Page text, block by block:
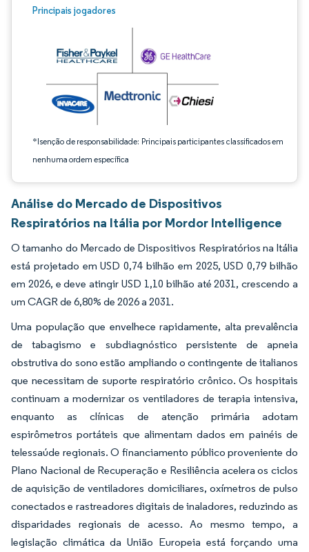
Principais jogadores
*Isenção de responsabilidade: Principais participantes classificados em
nenhuma ordem específica
Imagem © Mordor Intelligence. O reuso requer atribuição conforme CC BY 4.0.
Análise do Mercado de Dispositivos
Respiratórios na Itália por Mordor Intelligence
O tamanho do Mercado de Dispositivos Respiratórios na Itália
está projetado em USD 0,74 bilhão em 2025, USD 0,79 bilhão
em 2026, e deve atingir USD 1,10 bilhão até 2031, crescendo a
um CAGR de 6,80% de 2026 a 2031.
Uma população que envelhece rapidamente, alta prevalência
de tabagismo e subdiagnóstico persistente de apneia
obstrutiva do sono estão ampliando o contingente de italianos
que necessitam de suporte respiratório crônico. Os hospitais
continuam a modernizar os ventiladores de terapia intensiva,
enquanto as clínicas de atenção primária adotam
espirômetros portáteis que alimentam dados em painéis de
telessaúde regionais. O financiamento público proveniente do
Plano Nacional de Recuperação e Resiliência acelera os ciclos
de aquisição de ventiladores domiciliares, oxímetros de pulso
conectados e rastreadores digitais de inaladores, reduzindo as
disparidades regionais de acesso. Ao mesmo tempo, a
legislação climática da União Europeia está forçando uma